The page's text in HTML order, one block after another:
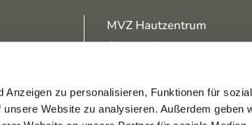
Anzeigen zu personalisieren, Funktionen für
Website zu analysieren. Außerdem geben
MVZ Hautzentrum
Cloppenburg
Krankenhausstr. 8-12
49661 Cloppenburg